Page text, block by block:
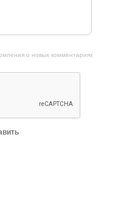
о новых комментариях